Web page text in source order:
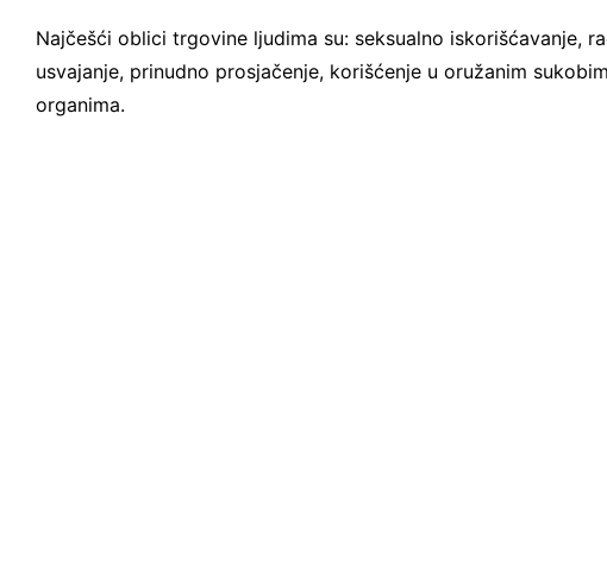
Najčešći oblici trgovine ljudima su: seksualno iskorišćavanje,
usvajanje, prinudno prosjačenje, korišćenje u oružanim
organima.